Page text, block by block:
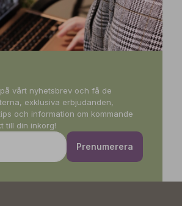
vårt nyhetsbrev och få de
exklusiva erbjudanden,
och information om kommande
till din inkorg!
Prenumerera